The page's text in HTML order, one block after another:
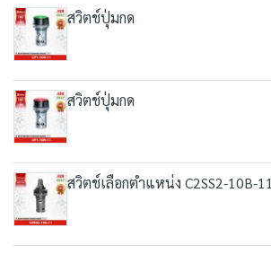
สวิตช์ปุ่มกด
สวิตช์ปุ่มกด
สวิตช์เลือกตำแหน่ง C2SS2-10B-11